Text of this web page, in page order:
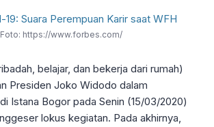
Foto: https://www.forbes.com/
belajar, dan bekerja dari rumah)
Presiden Joko Widodo dalam
Istana Bogor pada Senin (15/03/2020)
lokus kegiatan. Pada akhirnya,